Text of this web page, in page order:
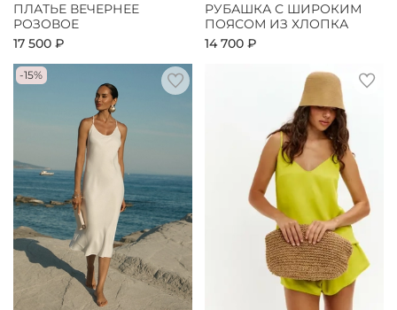
ПЛАТЬЕ ВЕЧЕРНЕЕ
РОЗОВОЕ
17 500 ₽
РУБАШКА С ШИРОКИМ
ПОЯСОМ ИЗ ХЛОПКА
14 700 ₽
-15%